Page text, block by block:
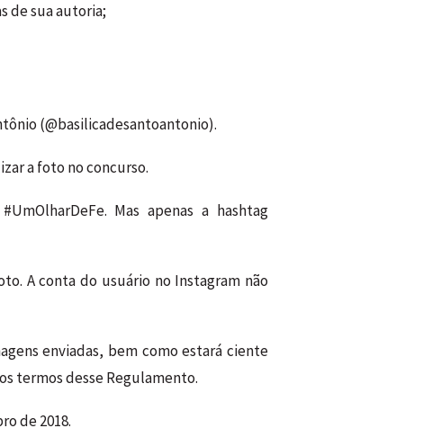
de sua autoria;
(@basilicadesantoantonio).
a foto no concurso.
Mas apenas a hashtag
A conta do usuário no Instagram não
enviadas, bem como estará ciente
termos desse Regulamento.
de 2018.